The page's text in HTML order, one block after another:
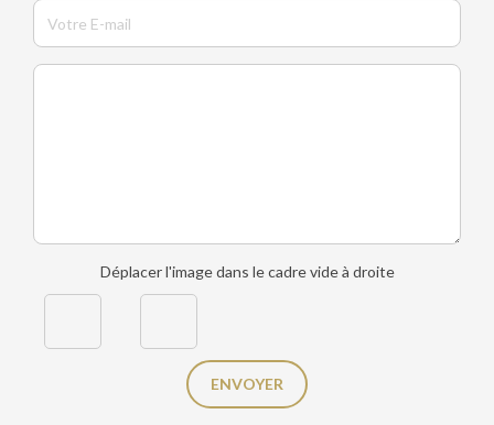
Déplacer l'image dans le cadre vide à droite
ENVOYER